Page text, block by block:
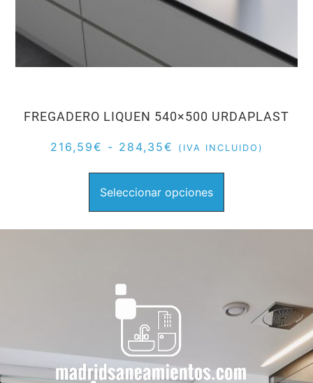
FREGADERO LIQUEN 540×500 URDAPLAST
216,59€ - 284,35€ (IVA INCLUIDO)
Seleccionar opciones